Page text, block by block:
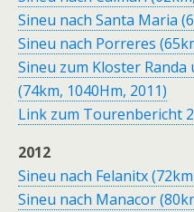
Sineu nach Santa Maria
Sineu nach Porreres
Sineu zum Kloster
(74km, 1040Hm, 2011)
Link zum Tourenbericht
2012
Sineu nach Felanitx
Sineu nach Manacor